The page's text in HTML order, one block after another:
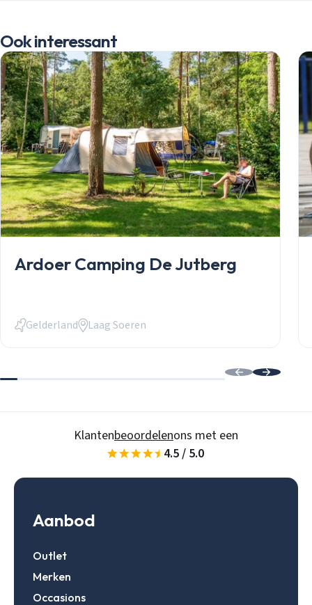
Stacaravans
Chalets
Occasions
Inkoop
Service
Over
Onze
Ook interessant
Ardoer Camping De Jutberg
Gelderland Laag Soeren
Klantenbeoordelenons met een
4.5 / 5.0
Aanbod
Outlet
Merken
Occasions
Email
Gegevens onthouden